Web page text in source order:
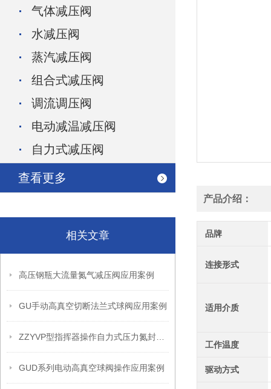
气体减压阀
水减压阀
蒸汽减压阀
组合式减压阀
调流调压阀
电动减温减压阀
自力式减压阀
查看更多
相关文章
高压钢瓶大流量氮气减压阀应用案例
GU手动高真空切断法兰式球阀应用案例
GUD系列电动高真空球阀操作应用案例
产品介绍：
品牌
连接形式
适用介质
工作温度
驱动方式